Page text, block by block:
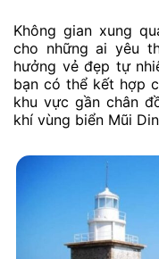
Không gian xung
cho những ai yêu
hưởng vẻ đẹp tự
bạn có thể kết hợp
khu vực gần chân
khí vùng biển Mũi